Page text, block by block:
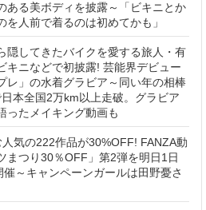
ある美ボディを披露～「ビキニとか
を人前で着るのは初めてかも」
隠してきたバイクを愛する旅人・有
キニなどで初披露! 芸能界デビュー
レ」の水着グラビア～同い年の相棒
日本全国2万km以上走破。グラビア
ったメイキング動画も
気の222作品が30%OFF! FANZA動
まつり30％OFF」第2弾を明日1日
～キャンペーンガールは田野憂さ